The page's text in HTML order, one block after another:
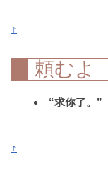
↑
頼むよ
“求你了。”
↑